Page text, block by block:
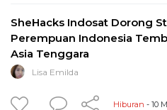
SheHacks Indosat Dorong
Perempuan Indonesia
Asia Tenggara
Lisa Emilda
Hiburan - 10